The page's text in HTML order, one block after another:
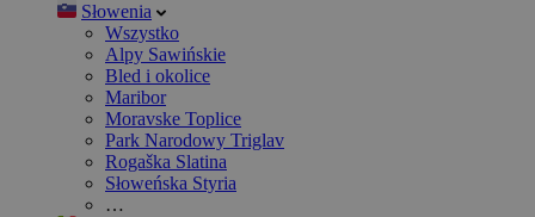
Słowenia
Wszystko
Alpy Sawińskie
Bled i okolice
Maribor
Moravske Toplice
Park Narodowy Triglav
Rogaška Slatina
Słoweńska Styria
…